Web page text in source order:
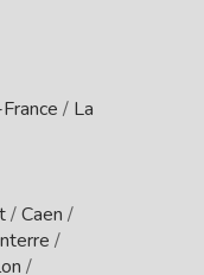
/ La
/Caen /
/
/